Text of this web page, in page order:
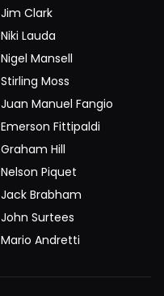
Jim Clark
Niki Lauda
Nigel Mansell
Stirling Moss
Juan Manuel Fangio
Emerson Fittipaldi
Graham Hill
Nelson Piquet
Jack Brabham
John Surtees
Mario Andretti